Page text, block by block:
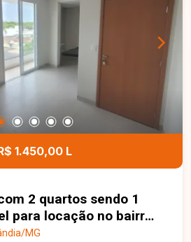
Os ambientes são
e oferecem excelente
espaços. O condomínio
proporcionando mais
Esta é uma
para quem busca um
confortável e bem
no bairro Patrimônio.
e venha conhecer todos os
1.450,00 L
2 quartos sendo 1
MG
MG